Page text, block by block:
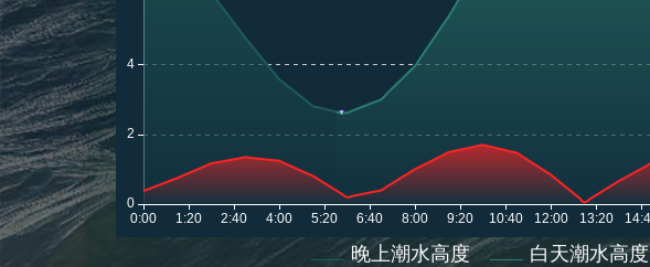
晚上潮水高度 白天潮水高度